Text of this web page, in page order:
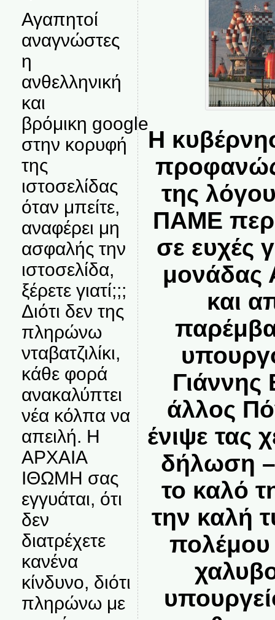
Αγαπητοί
αναγνώστες
η
ανθελληνική
και
βρόμικη google
στην κορυφή
της
ιστοσελίδας
όταν μπείτε,
αναφέρει μη
ασφαλής την
ιστοσελίδα,
ξέρετε γιατί;;;
Διότι δεν της
πληρώνω
νταβατζιλίκι,
κάθε φορά
ανακαλύπτει
νέα κόλπα να
απειλή. Η
ΑΡΧΑΙΑ
ΙΘΩΜΗ σας
εγγυάται, ότι
δεν
διατρέχετε
κανένα
κίνδυνο, διότι
πληρώνω με
Η
προφανώς
της
ΠΑΜΕ
σε ευχές
και
άλλος
ένιψε τας
δήλωση –
το καλό
την καλή